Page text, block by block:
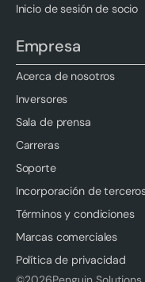
Inicio de sesión de socio
Empresa
Acerca de nosotros
Inversores
Sala de prensa
Carreras
Soporte
Incorporación de
Términos y condiciones
Marcas comerciales
Política de privacidad